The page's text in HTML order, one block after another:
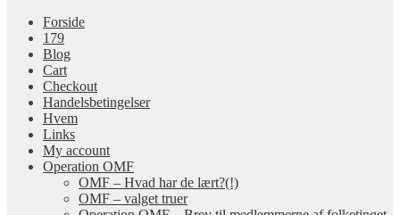
Forside
179
Blog
Cart
Checkout
Handelsbetingelser
Hvem
Links
My account
Operation OMF
OMF – Hvad har de lært?(!)
OMF – valget truer